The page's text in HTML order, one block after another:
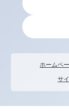
ホームペ
サ